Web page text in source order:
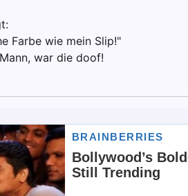
Farbe wie mein Slip!"
war die doof!